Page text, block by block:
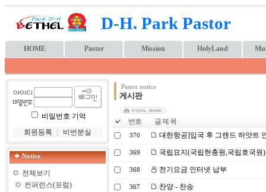
D-H. Park Pastor
HOME Pastor Mission HolyLand
비밀번호 기억
회원등록
비번분실
Notice
전체보기
컨퍼런스(포럼)
Pastor notice
게시판
번호 글 제 목
370 대한항공]입국 후 그랜드 하얏트
369 국립묘지(국립현충원,국립호국원
368 전기요금 인터넷 납부
367 찬양 - 찬송